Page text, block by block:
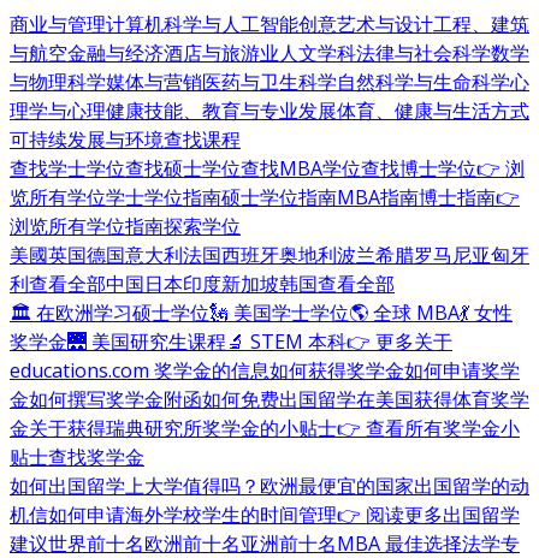
商业与管理计算机科学与人工智能创意艺术与设计工程、建筑
与航空金融与经济酒店与旅游业人文学科法律与社会科学数学
与物理科学媒体与营销医药与卫生科学自然科学与生命科学心
理学与心理健康技能、教育与专业发展体育、健康与生活方式
可持续发展与环境查找课程
查找学士学位查找硕士学位查找MBA学位查找博士学位👉 浏
览所有学位学士学位指南硕士学位指南MBA指南博士指南👉
浏览所有学位指南探索学位
美國英国德国意大利法国西班牙奥地利波兰希腊罗马尼亚匈牙
利查看全部中国日本印度新加坡韩国查看全部
🏛 在欧洲学习硕士学位🗽 美国学士学位🌎 全球 MBA💃 女性
奖学金🌉 美国研究生课程🔬 STEM 本科👉 更多关于
educations.com 奖学金的信息如何获得奖学金如何申请奖学
金如何撰写奖学金附函如何免费出国留学在美国获得体育奖学
金关于获得瑞典研究所奖学金的小贴士👉 查看所有奖学金小
贴士查找奖学金
如何出国留学上大学值得吗？ 欧洲最便宜的国家出国留学的动
机信如何申请海外学校学生的时间管理👉 阅读更多出国留学
建议世界前十名欧洲前十名亚洲前十名MBA 最佳选择法学专